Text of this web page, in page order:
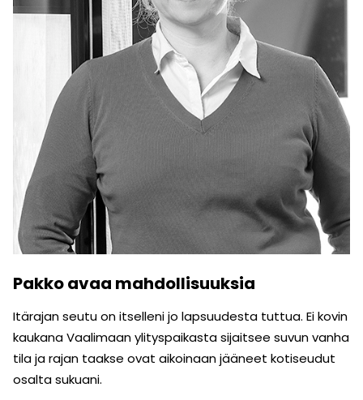
Pakko avaa mahdollisuuksia
Itärajan seutu on itselleni jo lapsuudesta tuttua. Ei kovin
kaukana Vaalimaan ylityspaikasta sijaitsee suvun vanha
tila ja rajan taakse ovat aikoinaan jääneet kotiseudut
osalta sukuani.